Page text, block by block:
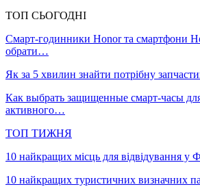
ТОП СЬОГОДНІ
Смарт-годинники Honor та смартфони
обрати…
Як за 5 хвилин знайти потрібну
Как выбрать защищенные смарт-часы
активного…
ТОП ТИЖНЯ
10 найкращих місць для відвідування у
10 найкращих туристичних визначних